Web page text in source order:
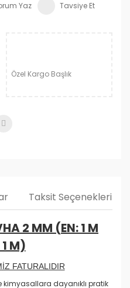
Yaz Tavsiye Et
Özel Kargo Başlık
Taksit Seçenekleri
2 MM (EN: 1 M
M)
FATURALIDIR
kimyasallara dayanıklı pratik